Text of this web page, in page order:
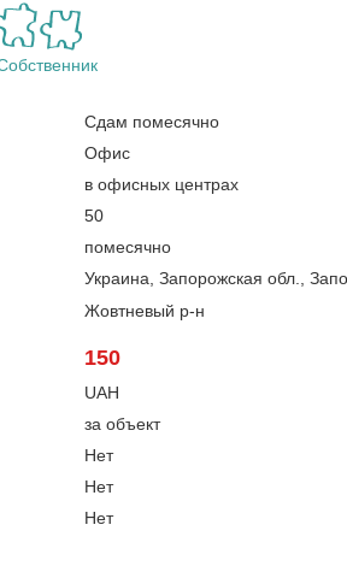
Сдам помесячно
Офис
в офисных центрах
50
помесячно
Украина, Запорожская обл.,
Жовтневый р-н
150
UAH
за объект
Нет
Нет
Нет